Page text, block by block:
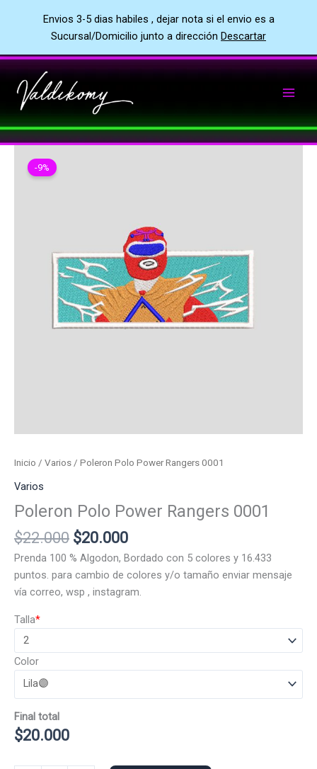
Envios 3-5 dias habiles , dejar nota si el envio es a
Sucursal/Domicilio junto a dirección Descartar
al
contenido
-9%
Inicio / Varios / Poleron Polo Power Rangers 0001
Varios
Poleron Polo Power Rangers 0001
$22.000 El
precio
original
era:
$20.000El
precio
actual
es:
Prenda 100 % Algodon, Bordado con 5 colores y 16.433
puntos. para cambio de colores y/o tamaño enviar mensaje
vía correo, wsp , instagram.
*
Talla
Color
Final total
$20.000